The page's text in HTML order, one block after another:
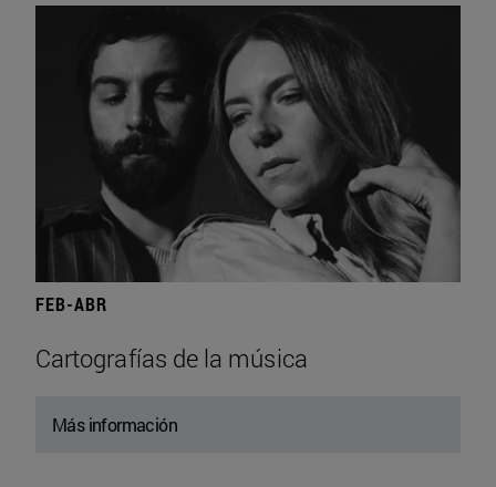
FEB-ABR
Cartografías de la música
Más información